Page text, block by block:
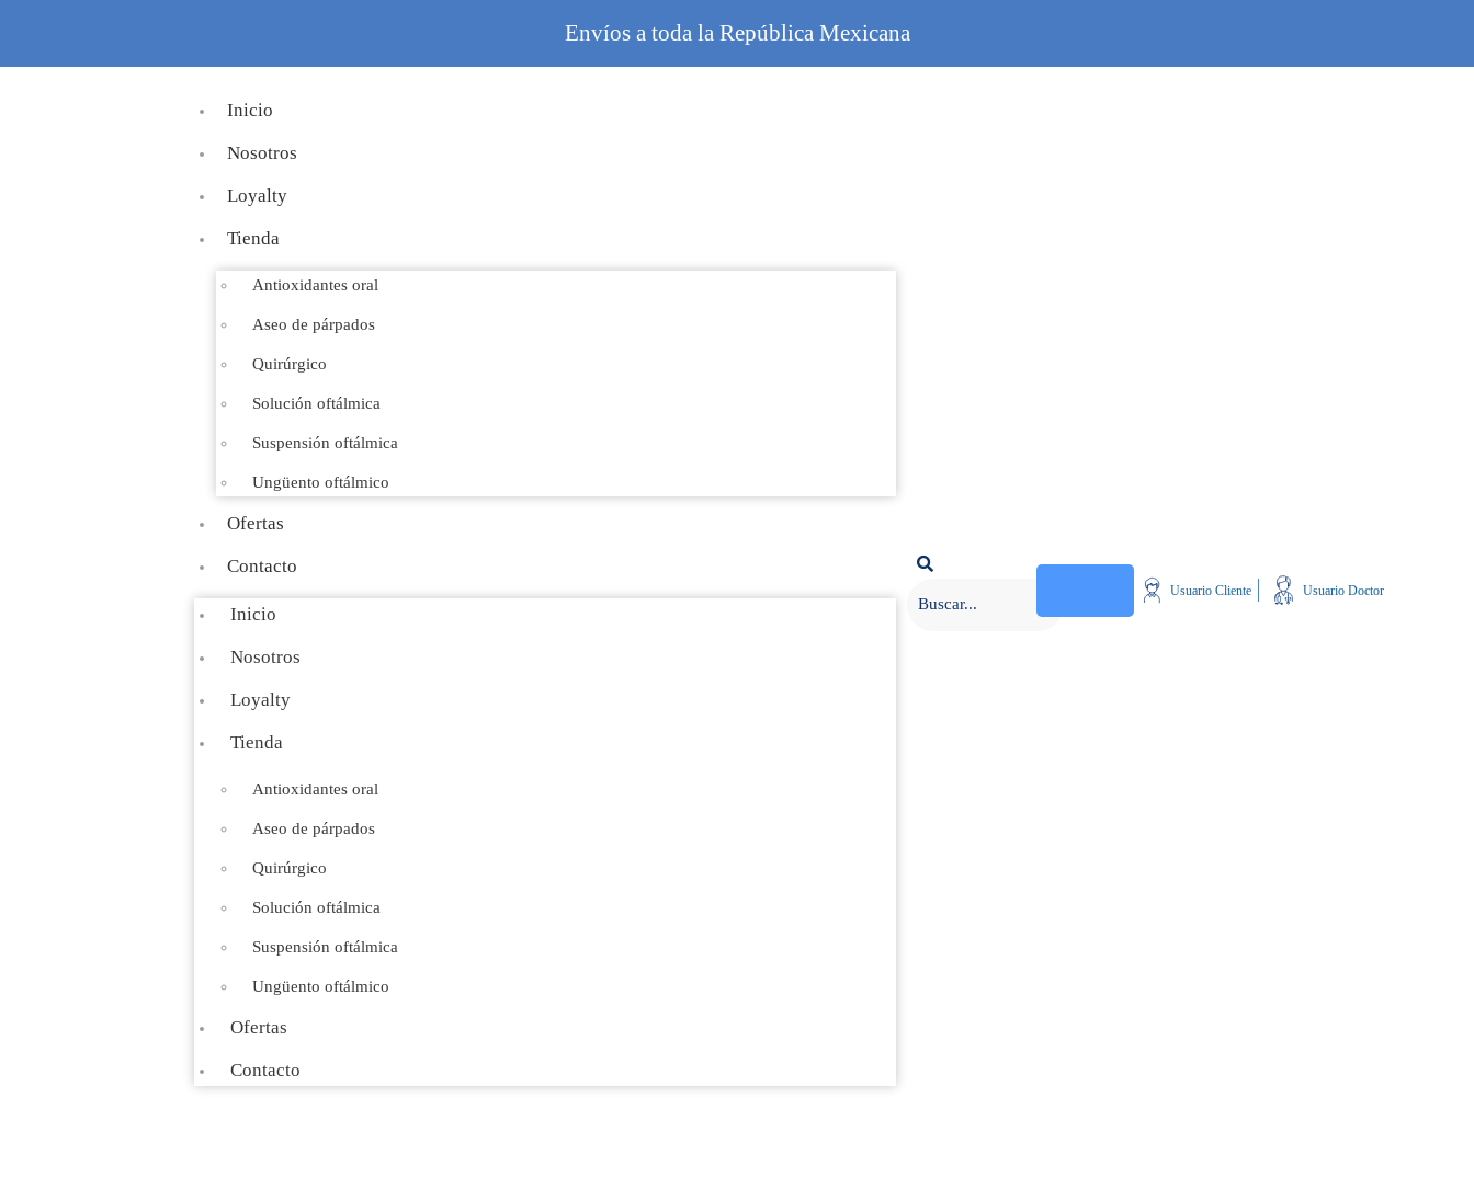
Envíos a toda la República Mexicana
Inicio
Nosotros
Loyalty
Tienda
Antioxidantes oral
Aseo de párpados
Quirúrgico
Solución oftálmica
Suspensión oftálmica
Ungüento oftálmico
Ofertas
Contacto
Inicio
Nosotros
Loyalty
Tienda
Antioxidantes oral
Aseo de párpados
Quirúrgico
Solución oftálmica
Suspensión oftálmica
Ungüento oftálmico
Ofertas
Contacto
Usuario Cliente Usuario Doctor